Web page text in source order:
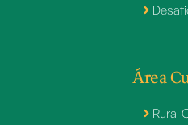
Área
Rural